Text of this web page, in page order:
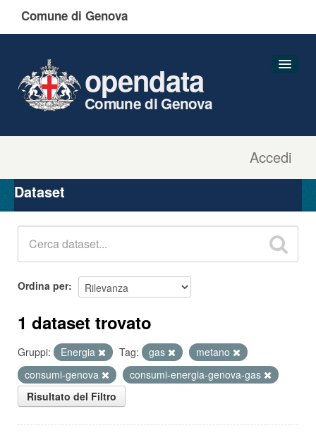
Comune di Genova
Accedi
opendata
Comune di Genova
Organizzazioni
Gruppi
Dataset
Ordina per
1 dataset trovato
Gruppi: Energia Tag: gas
metano
consumi-genova
consumi-energia-genova-gas
Risultato del Filtro